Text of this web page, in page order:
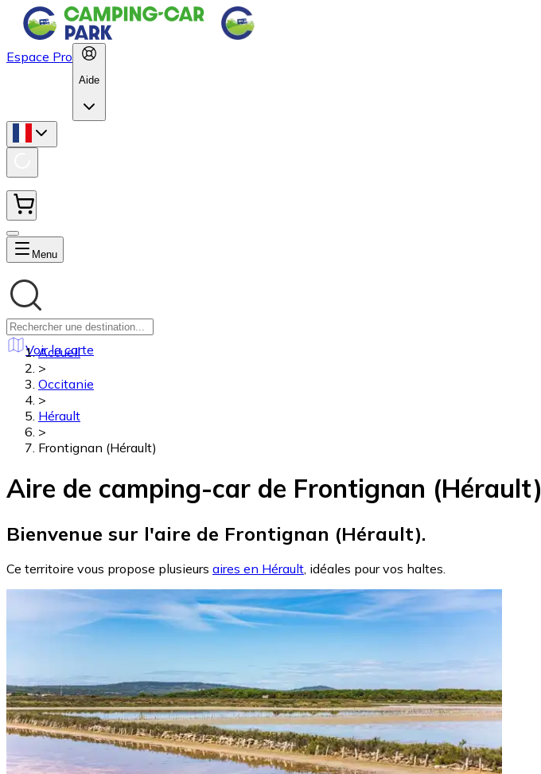
Espace Pro
Aide
Menu
Voir la carte
Accueil
>
Occitanie
>
Hérault
>
Frontignan (Hérault)
Aire de camping-car de Frontignan (Hérault)
Bienvenue sur l'aire de Frontignan (Hérault).
Ce territoire vous propose plusieurs aires en Hérault, idéales pour vos haltes.